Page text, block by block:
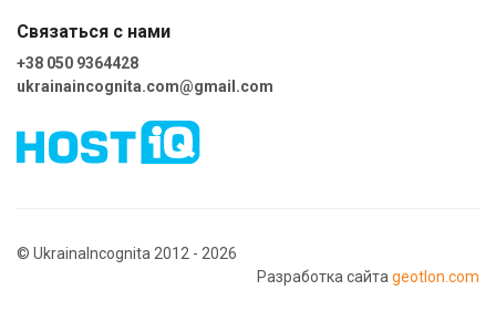
Связаться с нами
+38 050 9364428
ukrainaincognita.com@gmail.com
© UkrainaIncognita 2012 - 2026
Разработка сайта geotlon.com